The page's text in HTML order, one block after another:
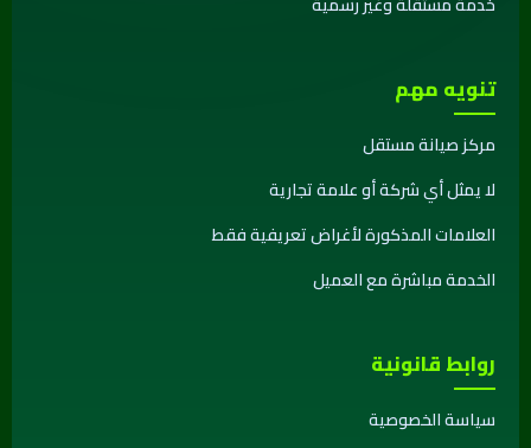
تنويه مهم
مركز صيانة مستقل
لا يمثل أي شركة أو علامة تجارية
العلامات المذكورة لأغراض تعريفية فقط
الخدمة مباشرة مع العميل
روابط قانونية
سياسة الخصوصية